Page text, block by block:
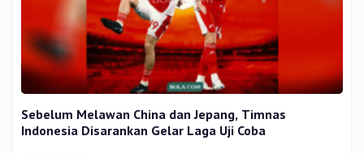
Sebelum Melawan China dan Jepang, Timnas
Indonesia Disarankan Gelar Laga Uji Coba